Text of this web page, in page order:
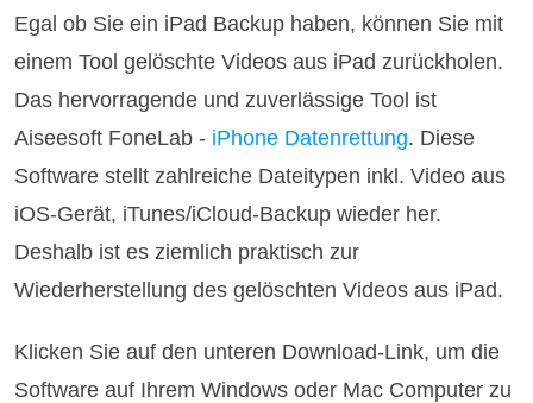
Egal ob Sie ein iPad Backup haben, können Sie mit
einem Tool gelöschte Videos aus iPad zurückholen.
Das hervorragende und zuverlässige Tool ist
Aiseesoft FoneLab - iPhone Datenrettung. Diese
Software stellt zahlreiche Dateitypen inkl. Video aus
iOS-Gerät, iTunes/iCloud-Backup wieder her.
Deshalb ist es ziemlich praktisch zur
Wiederherstellung des gelöschten Videos aus iPad.
Klicken Sie auf den unteren Download-Link, um die
Software auf Ihrem Windows oder Mac Computer zu